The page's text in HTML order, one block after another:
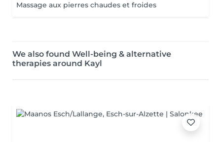
Massage aux pierres chaudes et froides
We also found Well-being & alternative
therapies around Kayl